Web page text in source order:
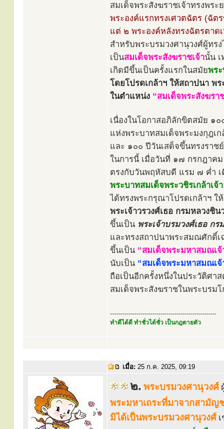
สมเด็จพระสังฆราชเจ้าทรงพร
พระองค์แรกทรงเศวตฉัตร (ฉัต
แต่ ๒ พระองค์หลังทรงฉัตรตา
สำหรับพระบรมวงศานุวงศ์ผู้ทร
เป็นสมเด็จพระสังฆราชเจ้านั้น
เกิดมีขึ้นเป็นครั้งแรกในสมัยพร
โดยโปรดเกล้าฯ ให้สถาปนา พ
ในตำแหน่ง “สมเด็จพระสังฆรา
เนื่องในโอกาสอภิลักขิตสมัย ๑
แห่งพระบาทสมเด็จพระมงกุฎเ
และ ๑๐๐ ปีวันเสด็จขึ้นทรงราช
ในการนี้ เมื่อวันที่ ๑๗ กรกฎา
ตรงกับวันพฤหัสบดี แรม ๗ ค่ำ
พระบาทสมเด็จพระวชิรเกล้าเ
ได้ทรงพระกรุณาโปรดเกล้าฯ ใ
พระเจ้าวรวงศ์เธอ กรมหลวงชิ
ขึ้นเป็น พระเจ้าบรมวงศ์เธอ กร
และทรงสถาปนาพระสมณศักดิ์เ
ขึ้นเป็น “สมเด็จพระมหาสมณเจ้
นับเป็น “สมเด็จพระมหาสมณเ
ถือเป็นอีกครั้งหนึ่งในประวัติศา
สมเด็จพระสังฆราชในพระบรม
.....................................................
ทำดีได้ดี ทำชั่วได้ชั่ว เป็นกฎตายตัว
เมื่อ: 25 ก.ค. 2025, 09:19
๒. พระบรมวงศานุวงศ์
พระมหาเถระที่มาจากสามั
มิได้เป็นพระบรมวงศานุวงศ์